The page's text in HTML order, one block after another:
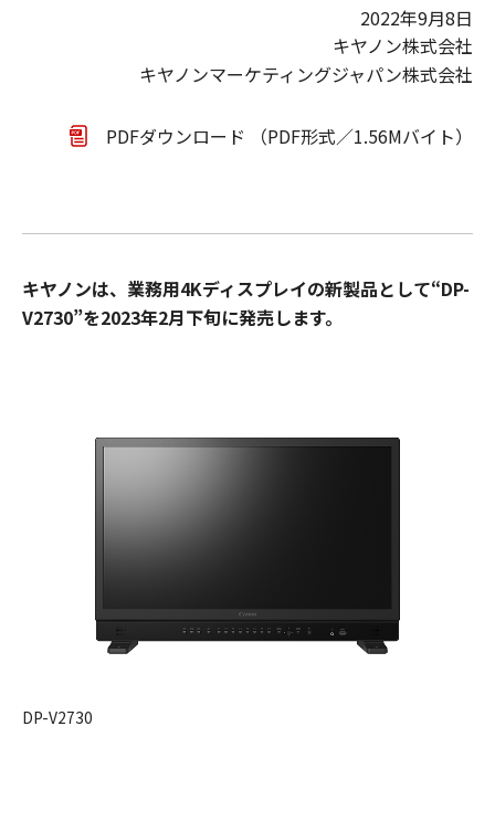
2022年9月8日
キヤノン株式会社
キヤノンマーケティングジャパン株式会社
PDFダウンロード （PDF形式／1.56Mバイト）
キヤノンは、業務用4Kディスプレイの新製品として“DP-
V2730”を2023年2月下旬に発売します。
DP-V2730